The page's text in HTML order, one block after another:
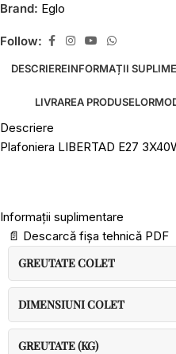
Brand: Eglo
Follow:
DESCRIEREINFORMAȚII
LIVRAREA PRODUSELOR
Descriere
Plafoniera LIBERTAD E27
Informații suplimentare
📄 Descarcă fișa tehnică PDF
GREUTATE COLET
DIMENSIUNI COLET
GREUTATE (KG)